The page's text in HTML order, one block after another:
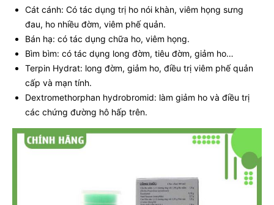
Cát cánh: Có tác dụng trị ho nói khàn, viêm họng sưng
đau, ho nhiều đờm, viêm phế quản.
Bán hạ: có tác dụng chữa ho, viêm họng.
Bìm bìm: có tác dụng long đờm, tiêu đờm, giảm ho…
Terpin Hydrat: long đờm, giảm ho, điều trị viêm phế quản
cấp và mạn tính.
Dextromethorphan hydrobromid: làm giảm ho và điều trị
các chứng đường hô hấp trên.